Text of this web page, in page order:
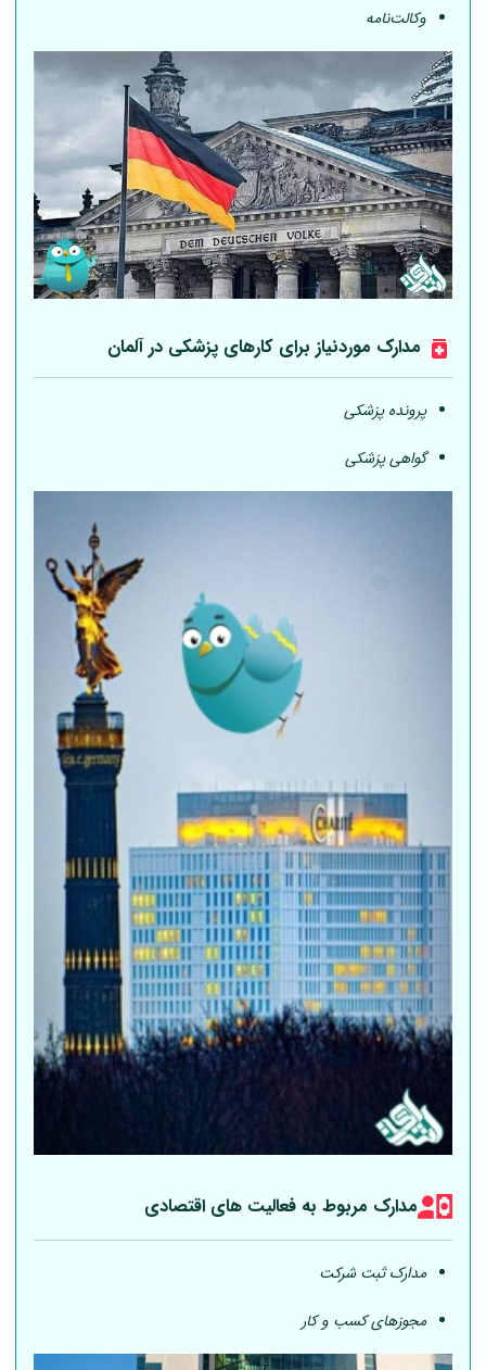
وکالت‌نامه
مدارک موردنیاز برای کارهای پزشکی درآلمان
پرونده پزشکی
گواهی پزشکی
مدارک مربوط به فعالیت های اقتصادی
مدارک ثبت شرکت
مجوزهای کسب و کار